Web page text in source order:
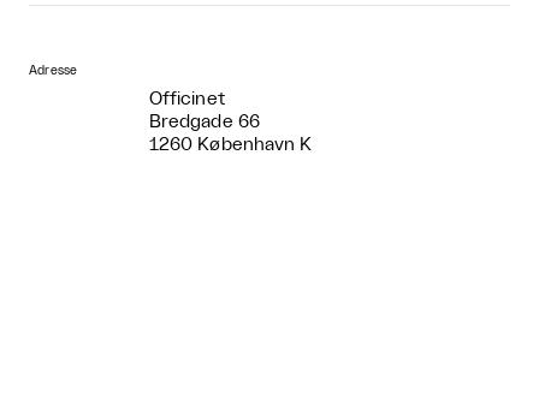
Adresse
Officinet
Bredgade 66
1260 København K